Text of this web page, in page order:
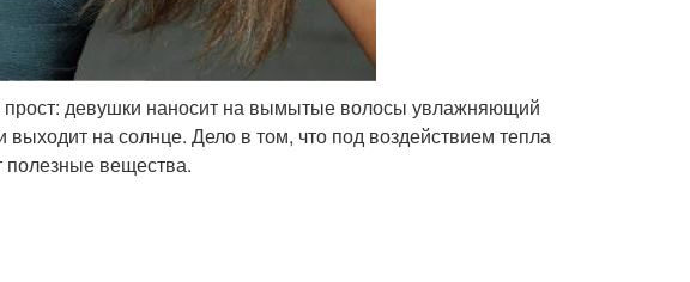
девушки наносит на вымытые волосы увлажняющий
на солнце. Дело в том, что под воздействием тепла
полезные вещества.